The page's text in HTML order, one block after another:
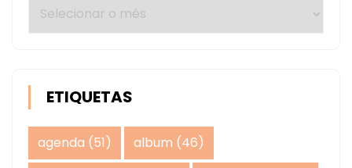
Arquivos
ETIQUETAS
agenda (51) album (46)